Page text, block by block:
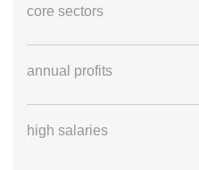
core sectors
annual profits
high salaries